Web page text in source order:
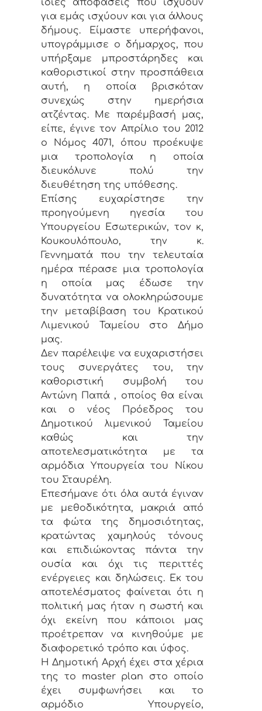
ίδιες αποφάσεις που ισχύουν
για εμάς ισχύουν και για άλλους
δήμους. Είμαστε υπερήφανοι,
υπογράμμισε ο δήμαρχος, που
υπήρξαμε μπροστάρηδες και
καθοριστικοί στην προσπάθεια
αυτή, η οποία βρισκόταν
συνεχώς στην ημερήσια
ατζέντας. Με παρέμβασή μας,
είπε, έγινε τον Απρίλιο του 2012
ο Νόμος 4071, όπου προέκυψε
μια τροπολογία η οποία
διευκόλυνε πολύ την
διευθέτηση της υπόθεσης.
Επίσης ευχαρίστησε την
προηγούμενη ηγεσία του
Υπουργείου Εσωτερικών, τον κ,
Κουκουλόπουλο, την κ.
Γεννηματά που την τελευταία
ημέρα πέρασε μια τροπολογία
η οποία μας έδωσε την
δυνατότητα να ολοκληρώσουμε
την μεταβίβαση του Κρατικού
Λιμενικού Ταμείου στο Δήμο
μας.
Δεν παρέλειψε να ευχαριστήσει
τους συνεργάτες του, την
καθοριστική συμβολή του
Αντώνη Παπά , οποίος θα είναι
και ο νέος Πρόεδρος του
Δημοτικού λιμενικού Ταμείου
καθώς και την
αποτελεσματικότητα με τα
αρμόδια Υπουργεία του Νίκου
του Σταυρέλη.
Επεσήμανε ότι όλα αυτά έγιναν
με μεθοδικότητα, μακριά από
τα φώτα της δημοσιότητας,
κρατώντας χαμηλούς τόνους
και επιδιώκοντας πάντα την
ουσία και όχι τις περιττές
ενέργειες και δηλώσεις. Εκ του
αποτελέσματος φαίνεται ότι η
πολιτική μας ήταν η σωστή και
όχι εκείνη που κάποιοι μας
προέτρεπαν να κινηθούμε με
διαφορετικό τρόπο και ύφος.
Η Δημοτική Αρχή έχει στα χέρια
της το master plan στο οποίο
έχει συμφωνήσει και το
αρμόδιο Υπουργείο,